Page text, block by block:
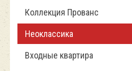
Коллекция Прованс
Неоклассика
Входные квартира